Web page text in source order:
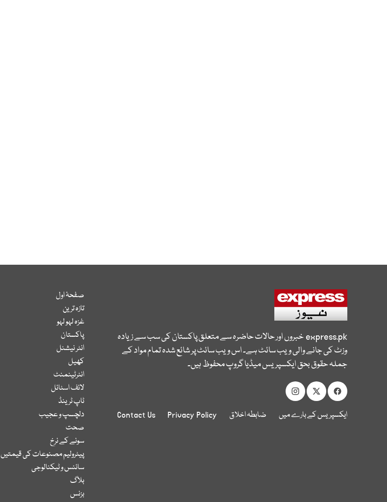
express.pkخبروں اور حالات حاضرہ سے متعلق پاکستان کی سب سے زیادہ
وزٹ کی جانے والی ویب سائٹ ہے۔ اس ویب سائٹ پر شائع شدہ تمام مواد کے
جملہ حقوق بحق ایکسپریس میڈیا گروپ محفوظ ہیں۔
ایکسپریس کے بارے میں ضابطہ اخلاق Privacy Policy
Contact Us
صفحۂ اول
تازہ ترین
غزہ لہو لہو
پاکستان
انٹر نیشنل
کھیل
انٹرٹینمنٹ
لائف اسٹائل
ٹاپ ٹرینڈ
دلچسپ و عجیب
صحت
سونے کے نرخ
پیٹرولیم مصنوعات کی قیمتیں
سائنس و ٹیکنالوجی
بلاگ
بزنس